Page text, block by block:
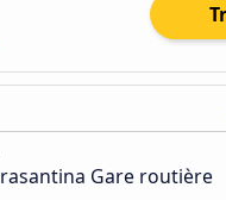
Gare routière